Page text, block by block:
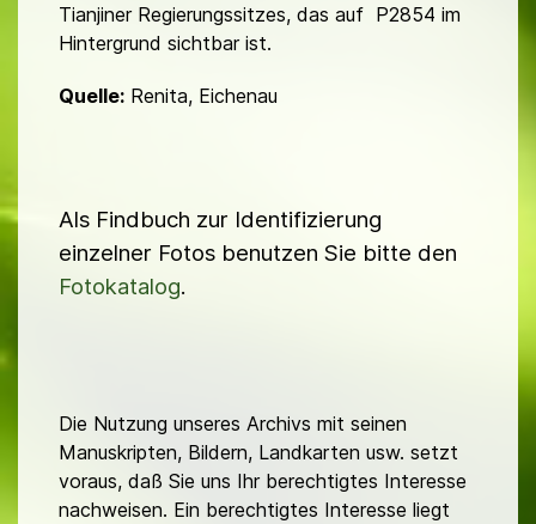
Tianjiner Regierungs­sitzes, das auf P2854 im
Hintergrund sichtbar ist.
Quelle: Renita, Eichenau
Als Findbuch zur Identifizierung
einzelner Fotos benutzen Sie bitte den
Fotokatalog.
Die Nutzung unseres Archivs mit seinen
Manuskripten, Bildern, Landkarten usw. setzt
voraus, daß Sie uns Ihr berechtigtes Interesse
nachweisen. Ein berechtigtes Interesse liegt